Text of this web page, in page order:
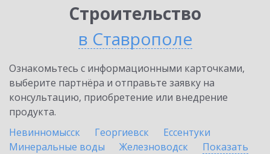
Строительство
в Ставрополе
Ознакомьтесь с информационными карточками,
выберите партнёра и отправьте заявку на
консультацию, приобретение или внедрение
продукта.
Невинномысск
Георгиевск
Ессентуки
Минеральные воды
Железноводск
Показать